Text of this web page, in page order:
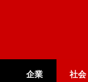
企業 社会